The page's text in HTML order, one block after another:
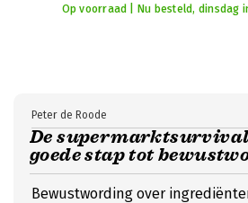
Op voorraad | Nu besteld, dinsdag
De
goede stap tot
Peter de Roode
Bewustwording over